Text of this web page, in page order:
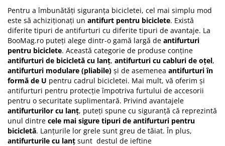
Pentru a îmbunătăți siguranța bicicletei, cel mai simplu mod
este să achiziționați un antifurt pentru biciclete. Există
diferite tipuri de antifurturi cu diferite tipuri de avantaje. La
BooMag.ro puteți alege dintr-o gamă largă de antifurturi
pentru biciclete. Această categorie de produse conține
antifurturi de bicicletă cu lanț, antifurturi cu cabluri de oțel,
antifurturi modulare (pliabile) și de asemenea antifurturi în
formă de U pentru cadrul bicicletei. Mai mult, vă oferim și
antifurturi pentru protecție împotriva furtului de accesorii
pentru o securitate suplimentară. Privind avantajele
antifurturilor cu lanț, puteți spune cu siguranță că reprezintă
unul dintre cele mai sigure tipuri de antifurturi pentru
bicicletă. Lanțurile lor grele sunt greu de tăiat. În plus,
antifurturile cu lanț sunt destul de ieftine